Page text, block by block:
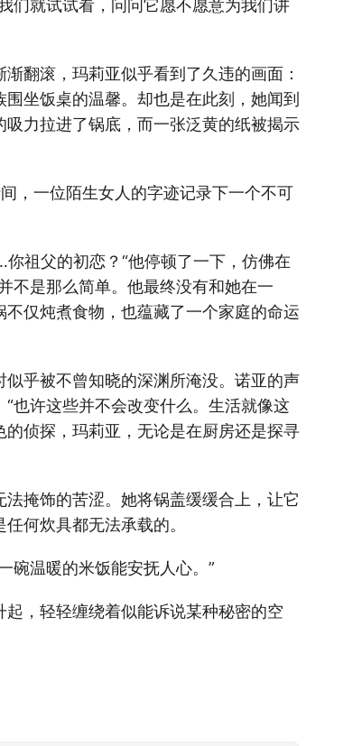
们就试试看，问问它愿不愿意为我们讲
翻滚，玛莉亚似乎看到了久违的画面：
坐饭桌的温馨。却也是在此刻，她闻到
力拉进了锅底，而一张泛黄的纸被揭示
，一位陌生女人的字迹记录下一个不可
祖父的初恋？“他停顿了一下，仿佛在
不是那么简单。他最终没有和她在一
仅炖煮食物，也蕴藏了一个家庭的命运
乎被不曾知晓的深渊所淹没。诺亚的声
也许这些并不会改变什么。生活就像这
侦探，玛莉亚，无论是在厨房还是探寻
掩饰的苦涩。她将锅盖缓缓合上，让它
何炊具都无法承载的。
碗温暖的米饭能安抚人心。”
，轻轻缠绕着似能诉说某种秘密的空